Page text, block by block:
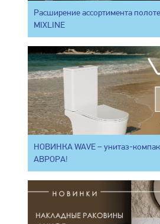
Расширение ассортимента
MIXLINE
НОВИНКА WAVE – унитаз-
АВРОРА!